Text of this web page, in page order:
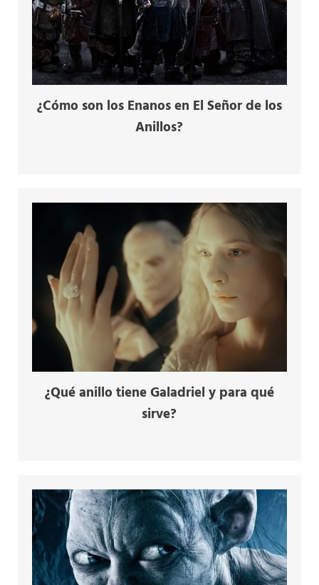
¿Cómo son los Enanos en El Señor de los
Anillos?
¿Qué anillo tiene Galadriel y para qué
sirve?